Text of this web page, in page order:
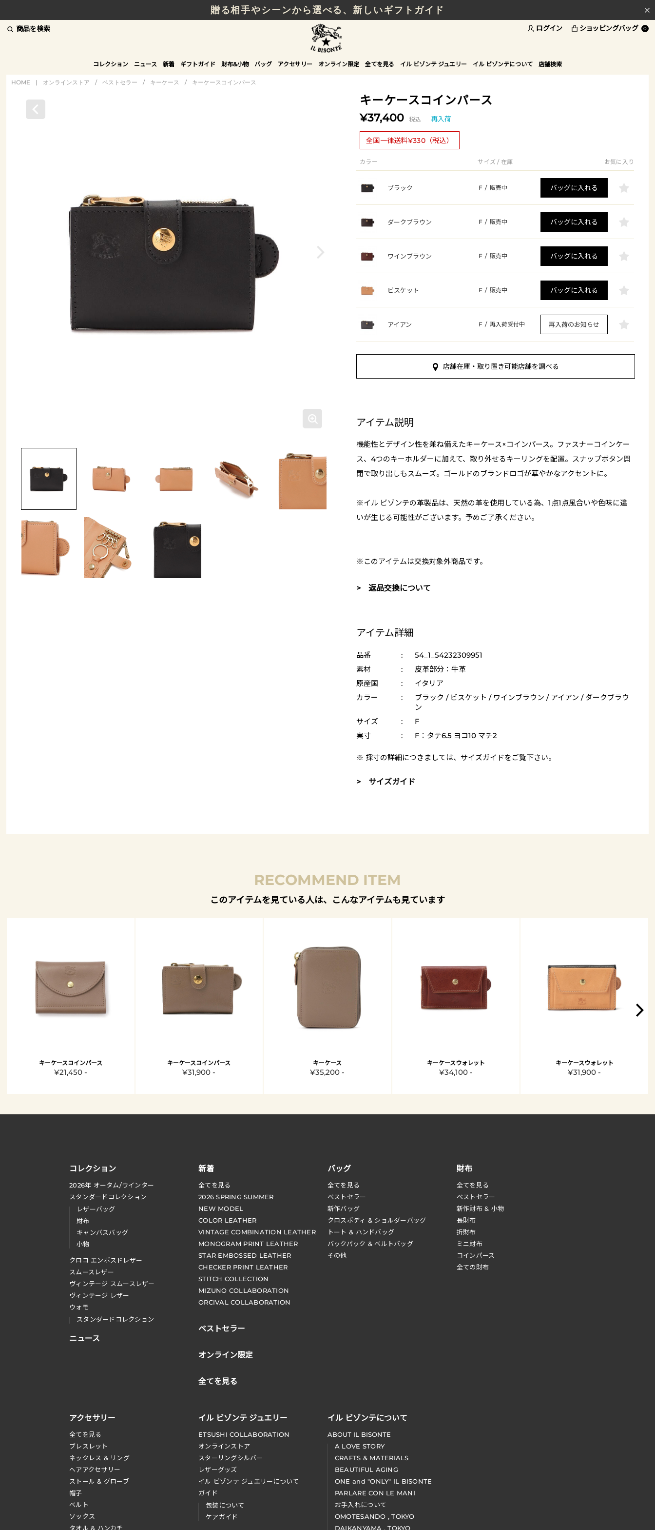
贈る相手やシーンから選べる、新しいギフトガイド
商品を検索 ログイン ショッピングバッグ 0
コレクション ニュース 新着 ギフトガイド 財布&小物 バッグ アクセサリー オンライン限定 全てを見る イル ビゾンテ ジュエリー イル ビゾンテについて 店舗検索
HOME | オンラインストア / ベストセラー / キーケース / キーケースコインパース
キーケースコインパース
¥37,400 税込 再入荷
全国一律送料¥330（税込）
カラー サイズ / 在庫 お気に入り
ブラック F / 販売中 バッグに入れる
ダークブラウン F / 販売中 バッグに入れる
ワインブラウン F / 販売中 バッグに入れる
ビスケット F / 販売中 バッグに入れる
アイアン F / 再入荷受付中 再入荷のお知らせ
店舗在庫・取り置き可能店舗を調べる
アイテム説明
機能性とデザイン性を兼ね備えたキーケース×コインパース。ファスナーコインケー
ス、4つのキーホルダーに加えて、取り外せるキーリングを配置。スナップボタン開
閉で取り出しもスムーズ。ゴールドのブランドロゴが華やかなアクセントに。
※イル ビゾンテの革製品は、天然の革を使用している為、1点1点風合いや色味に違
いが生じる可能性がございます。予めご了承ください。
※このアイテムは交換対象外商品です。
> 返品交換について
アイテム詳細
品番 :
54_1_54232309951
素材
:
皮革部分：牛革
原産国
:
イタリア
カラー
:
ブラック / ビスケット / ワインブラウン / アイアン / ダークブラウ
ン
サイズ
:
F
実寸
: F：タテ6.5 ヨコ10 マチ2
※ 採寸の詳細につきましては、 サイズガイドをご覧下さい。
> サイズガイド
RECOMMEND ITEM
このアイテムを見ている人は、こんなアイテムも見ています
キーケースコインパース
¥21,450 -
キーケースコインパース
¥31,900 -
キーケース
¥35,200 -
キーケースウォレット
¥34,100 -
キーケースウォレット
¥31,900 -
コレクション
2026年 オータム/ウインター
スタンダードコレクション
レザーバッグ
財布
キャンバスバッグ
小物
クロコ エンボスドレザー
スムースレザー
ヴィンテージ スムースレザー
ヴィンテージ レザー
ウォモ
スタンダードコレクション
ニュース
新着
全てを見る
2026 SPRING SUMMER
NEW MODEL
COLOR LEATHER
VINTAGE COMBINATION LEATHER
MONOGRAM PRINT LEATHER
STAR EMBOSSED LEATHER
CHECKER PRINT LEATHER
STITCH COLLECTION
MIZUNO COLLABORATION
ORCIVAL COLLABORATION
ベストセラー
オンライン限定
全てを見る
財布
全てを見る
べストセラー
新作財布 & 小物
長財布
折財布
ミニ財布
コインパース
全ての財布
バッグ
全てを見る
ベストセラー
新作バッグ
クロスボディ & ショルダーバッグ
トート & ハンドバッグ
バックパック & ベルトバッグ
その他
アクセサリー
全てを見る
ブレスレット
ネックレス & リング
へアアクセサリー
ストール & グローブ
帽子
ベルト
ソックス
タオル & ハンカチ
イル ビゾンテ ジュエリー
ETSUSHI COLLABORATION
オンラインストア
スターリングシルバー
レザーグッズ
イル ビゾンテ ジュエリーについて
ガイド
包装について
ケアガイド
イル ビゾンテについて
ABOUT IL BISONTE
A LOVE STORY
CRAFTS & MATERIALS
BEAUTIFUL AGING
ONE and "ONLY" IL BISONTE
PARLARE CON LE MANI
お手入れについて
OMOTESANDO , TOKYO
DAIKANYAMA , TOKYO